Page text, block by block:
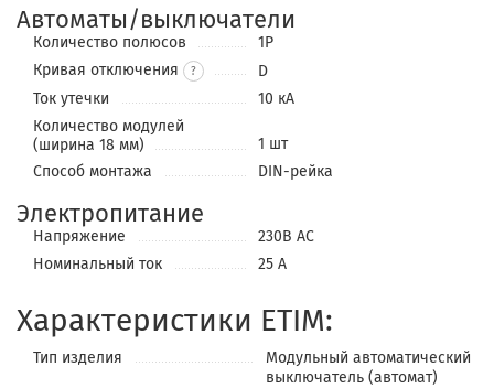
Автоматы/выключатели
Количество полюсов
1P
Кривая отключения
?
D
Ток утечки
10 кА
Количество модулей
(ширина 18 мм)
1 шт
Способ монтажа
DIN-рейка
Электропитание
Напряжение
230В АС
Номинальный ток
25 А
Характеристики ETIM:
Тип изделия
Модульный автоматический
выключатель (автомат)